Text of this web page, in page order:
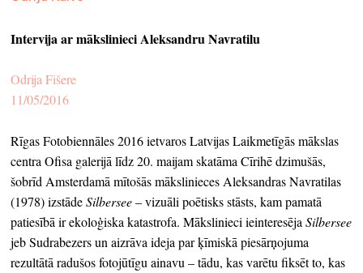
par
Intervija ar mākslinieci Aleksandru Navratilu
Odrija Fišere
11/05/2016
Rīgas Fotobiennāles 2016 ietvaros Latvijas Laikmetīgās mākslas
centra Ofisa galerijā līdz 20. maijam skatāma Cīrihē dzimušās,
šobrīd Amsterdamā mītošās mākslinieces Aleksandras Navratilas
(1978) izstādeSilbersee– vizuāli poētisks stāsts, kam pamatā
patiesībā ir ekoloģiska katastrofa. Mākslinieci ieinteresējaSilbersee
jeb Sudrabezers un aizrāva ideja par ķīmiskā piesārņojuma
rezultātā radušos fotojūtīgu ainavu – tādu, kas varētu fiksēt to, kas